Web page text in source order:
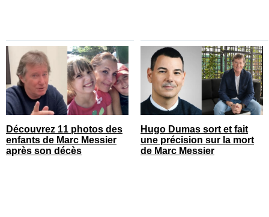
Découvrez 11 photos des
enfants de Marc Messier
après son décès
Hugo Dumas sort et fait
une précision sur la mort
de Marc Messier